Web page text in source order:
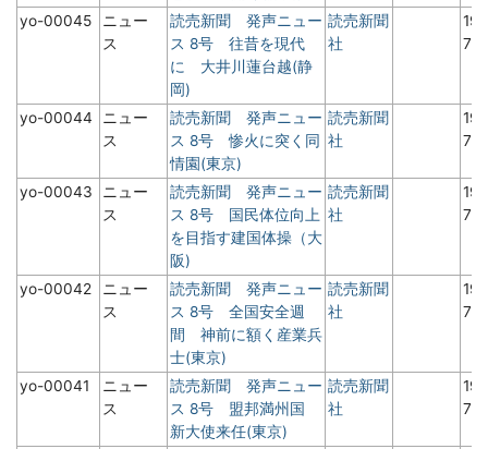
yo-00045
ニュー
ス
読売新聞 発声ニュー
ス 8号 往昔を現代
に 大井川蓮台越(静
岡)
読売新聞
社
7
yo-00044
ニュー
ス
読売新聞 発声ニュー
ス 8号 惨火に突く同
情園(東京)
読売新聞
社
7
yo-00043
ニュー
ス
読売新聞 発声ニュー
ス 8号 国民体位向上
を目指す建国体操（大
阪)
読売新聞
社
7
yo-00042
ニュー
ス
読売新聞 発声ニュー
ス 8号 全国安全週
間 神前に額く産業兵
士(東京)
読売新聞
社
7
yo-00041
ニュー
ス
読売新聞 発声ニュー
ス 8号 盟邦満州国
新大使来任(東京)
読売新聞
社
7